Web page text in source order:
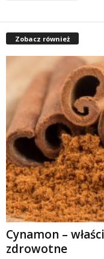
Zobacz również
Cynamon –
zdrowotne